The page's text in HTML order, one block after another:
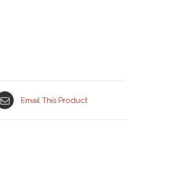
Email This Product